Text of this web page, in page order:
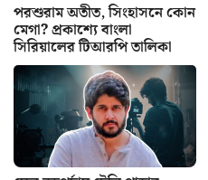
পরশুরাম অতীত, সিংহাসনে কোন
মেগা? প্রকাশ্যে বাংলা
সিরিয়ালের টিআরপি তালিকা